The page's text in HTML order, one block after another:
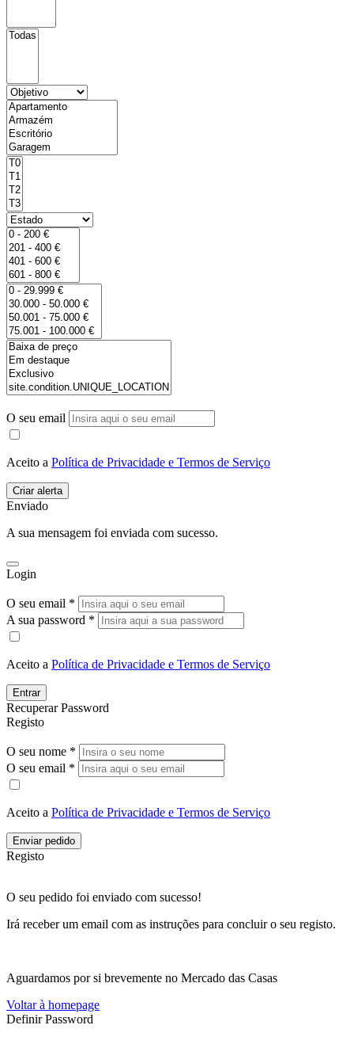
O seu email
Aceito a Política de Privacidade e Termos de Serviço
Enviado
A sua mensagem foi enviada com sucesso.
Login
O seu email *
A sua password *
Aceito a Política de Privacidade e Termos de Serviço
Entrar
Recuperar Password
Registo
O seu nome *
O seu email *
Aceito a Política de Privacidade e Termos de Serviço
Enviar pedido
Registo
O seu pedido foi enviado com sucesso!
Irá receber um email com as instruções para concluir o seu registo.
Aguardamos por si brevemente no Mercado das Casas
Voltar à homepage
Definir Password